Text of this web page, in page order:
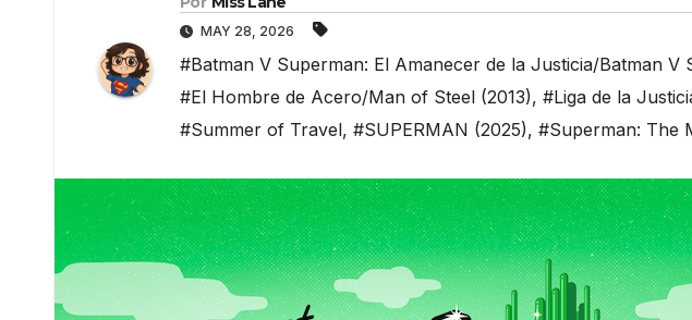
MAY 28, 2026
#Batman V Superman: El Amanecer de la Justicia/Batman V
#El Hombre de Acero/Man of Steel (2013), #Liga de la
#Summer of Travel, #SUPERMAN (2025), #Superman: The